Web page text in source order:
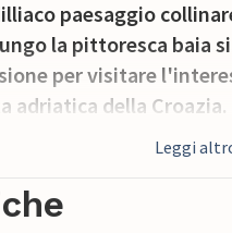
paesaggio
la pittoresca baia
per visitare
adriatica della
Leggi